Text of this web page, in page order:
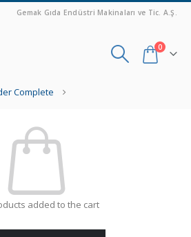
Gemak Gıda Endüstri Makinaları ve Tic. A.Ş.
0
Complete
added to the cart